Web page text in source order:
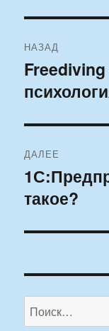
по
записям
НАЗАД
Предыдущая
запись:
ДАЛЕЕ
Следующая
запись:
такое?
Искать: